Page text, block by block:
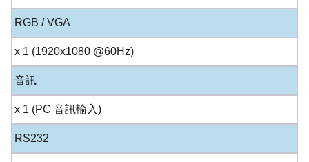
RGB / VGA
x 1 (1920x1080 @60Hz)
音訊
x 1 (PC 音訊輸入)
RS232